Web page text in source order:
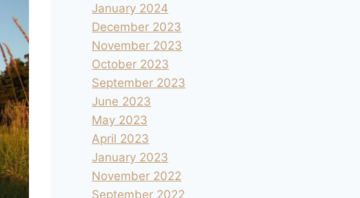
January 2024
December 2023
November 2023
October 2023
September 2023
June 2023
May 2023
April 2023
January 2023
November 2022
September 2022